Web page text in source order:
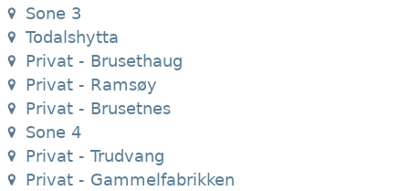
Sone 3
Todalshytta
Privat - Brusethaug
Privat - Ramsøy
Privat - Brusetnes
Sone 4
Privat - Trudvang
Privat - Gammelfabrikken